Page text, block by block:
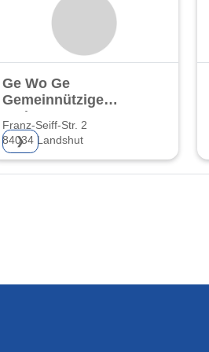
Ge Wo Ge
Gemeinnützige
Wohnungsgenossenschaft
eG
Franz-Seiff-Str. 2
84034 Landshut
❯